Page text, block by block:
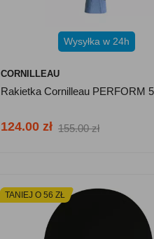
Wysyłka w 24h
CORNILLEAU
Rakietka Cornilleau PERFORM
124.00 zł 155.00 zł
TANIEJ O 56 ZŁ